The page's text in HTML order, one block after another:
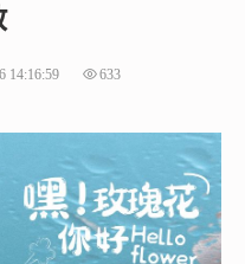
14:16:59 633